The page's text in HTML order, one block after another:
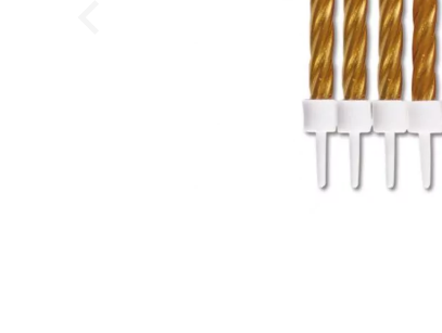
Sugar Pearls Medium Metallic Gold 80 g